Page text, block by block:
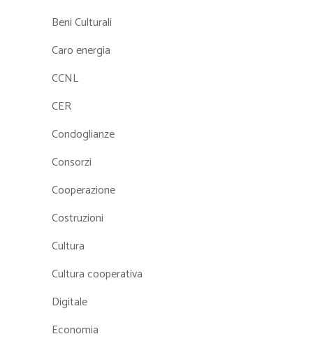
Beni Culturali
Caro energia
CCNL
CER
Condoglianze
Consorzi
Cooperazione
Costruzioni
Cultura
Cultura cooperativa
Digitale
Economia